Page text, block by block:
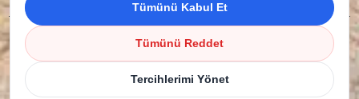
Copyright © 2026 Flexystone. Tüm Hakları
Saklıdır.
Tümünü Kabul Et
Tümünü Reddet
Tercihlerimi Yönet